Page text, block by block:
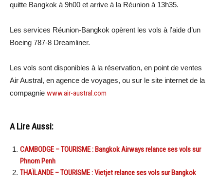
quitte Bangkok à 9h00 et arrive à la Réunion à 13h35.
Les services Réunion-Bangkok opèrent les vols à l’aide d’un
Boeing 787-8 Dreamliner.
Les vols sont disponibles à la réservation, en point de ventes
Air Austral, en agence de voyages, ou sur le site internet de la
compagnie www.air-austral.com
A Lire Aussi:
CAMBODGE – TOURISME : Bangkok Airways relance ses vols sur
Phnom Penh
THAÏLANDE – TOURISME : Vietjet relance ses vols sur Bangkok